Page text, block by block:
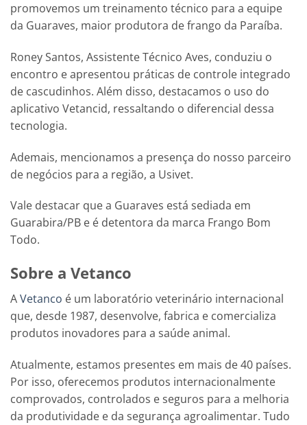
promovemos um treinamento técnico para a equipe
da Guaraves, maior produtora de frango da Paraíba.
Roney Santos, Assistente Técnico Aves, conduziu o
encontro e apresentou práticas de controle integrado
de cascudinhos. Além disso, destacamos o uso do
aplicativo Vetancid, ressaltando o diferencial dessa
tecnologia.
Ademais, mencionamos a presença do nosso parceiro
de negócios para a região, a Usivet.
Vale destacar que a Guaraves está sediada em
Guarabira/PB e é detentora da marca Frango Bom
Todo.
Sobre a Vetanco
AVetanco é um laboratório veterinário internacional
que, desde 1987, desenvolve, fabrica e comercializa
produtos inovadores para a saúde animal.
Atualmente, estamos presentes em mais de 40 países.
Por isso, oferecemos produtos internacionalmente
comprovados, controlados e seguros para a melhoria
da produtividade e da segurança agroalimentar. Tudo